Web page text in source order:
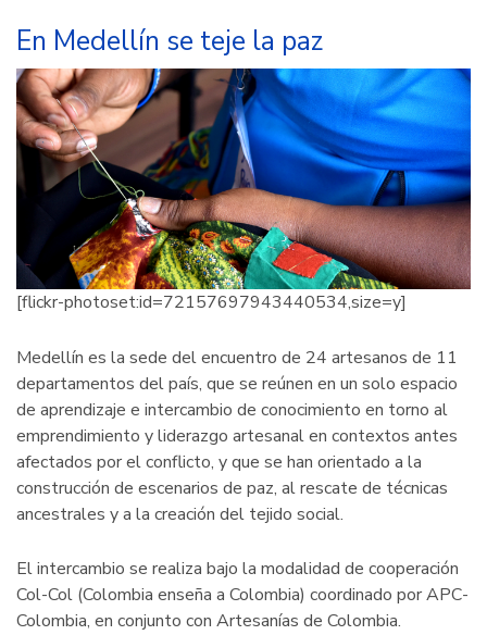
de
y
cultura
ciudadana
En Medellín se teje la paz
[flickr-photoset:id=72157697943440534,size=y]
Medellín es la sede del encuentro de 24 artesanos de 11
departamentos del país, que se reúnen en un solo espacio
de aprendizaje e intercambio de conocimiento en torno al
emprendimiento y liderazgo artesanal en contextos antes
afectados por el conflicto, y que se han orientado a la
construcción de escenarios de paz, al rescate de técnicas
ancestrales y a la creación del tejido social.
El intercambio se realiza bajo la modalidad de cooperación
Col-Col (Colombia enseña a Colombia) coordinado por APC-
Colombia, en conjunto con Artesanías de Colombia.